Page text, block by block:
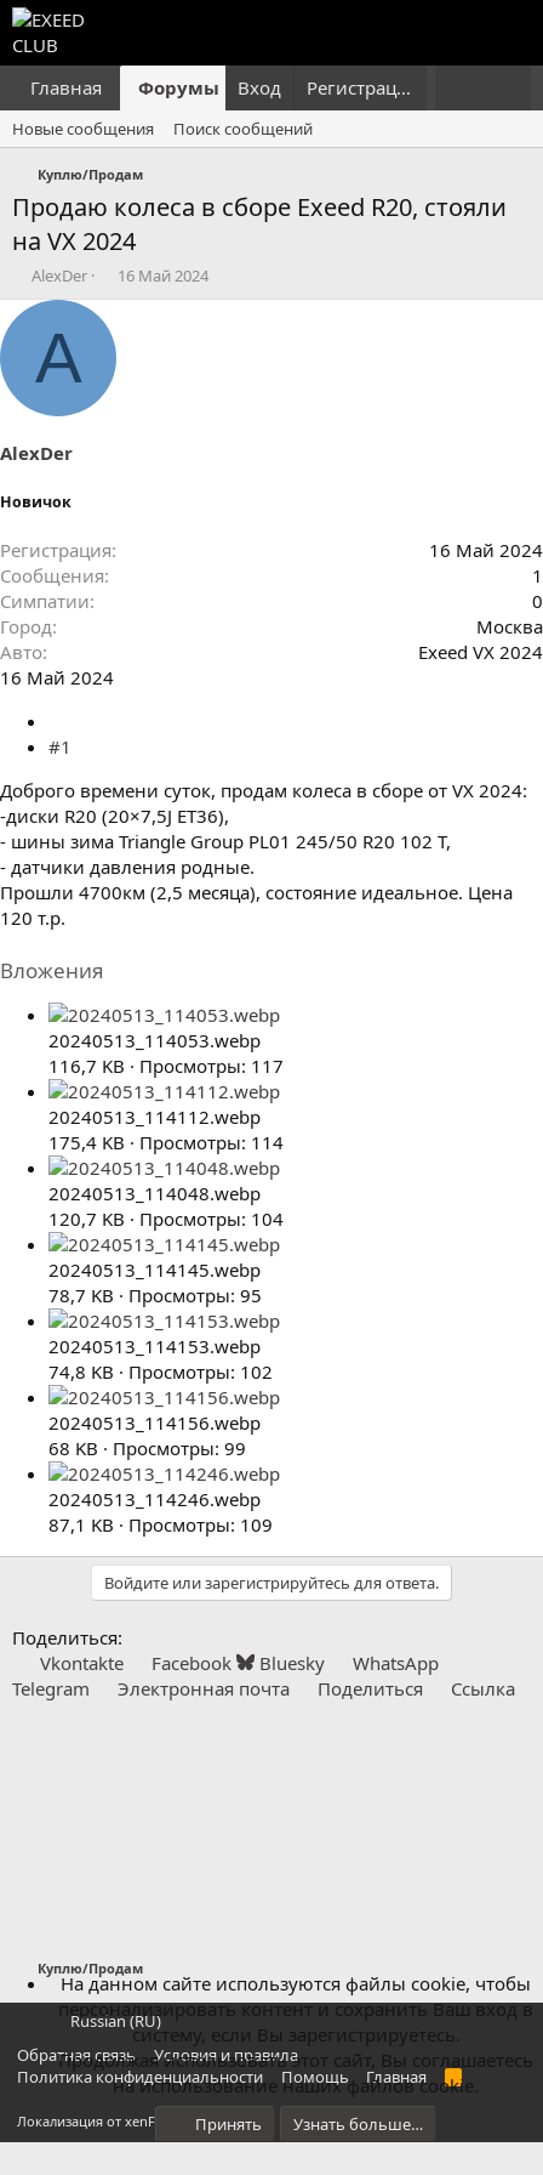
Главная Форумы Что нового?
Вход Регистрация
Новые сообщения Поиск сообщений
Куплю/Продам
Продаю колеса в сборе Exeed R20, стояли
на VX 2024
А
в
т
е
ы
AlexDer
Д
а
16 Май 2024
A
AlexDer
Новичок
Регистрация
16 Май 2024
Сообщения
1
Симпатии
0
Город
Москва
Авто
Exeed VX 2024
16 Май 2024
#1
Доброго времени суток, продам колеса в сборе от VX 2024:
-диски R20 (20×7,5J ET36),
- шины зима Trianglе Group PL01 245/50 R20 102 T,
- датчики давления родные.
Прошли 4700км (2,5 месяца), состояние идеальное. Цена
120 т.р.
Вложения
20240513_114053.webp
116,7 KB · Просмотры: 117
20240513_114112.webp
175,4 KB · Просмотры: 114
20240513_114048.webp
120,7 KB · Просмотры: 104
20240513_114145.webp
78,7 KB · Просмотры: 95
20240513_114153.webp
74,8 KB · Просмотры: 102
20240513_114156.webp
68 KB · Просмотры: 99
20240513_114246.webp
87,1 KB · Просмотры: 109
Войдите или зарегистрируйтесь для ответа.
Поделиться:
Vkontakte
Facebook Bluesky
WhatsApp
Telegram
Электронная почта Поделиться Ссылка
Куплю/Продам
Russian (RU)
Обратная связь
Условия и правила
Политика конфиденциальности
Помощь Главная
R
S
Локализация от xenForo.Info
На данном сайте используются файлы cookie, чтобы
персонализировать контент и сохранить Ваш вход в
систему, если Вы зарегистрируетесь.
Продолжая использовать этот сайт, Вы соглашаетесь
на использование наших файлов cookie.
Принять Узнать больше…